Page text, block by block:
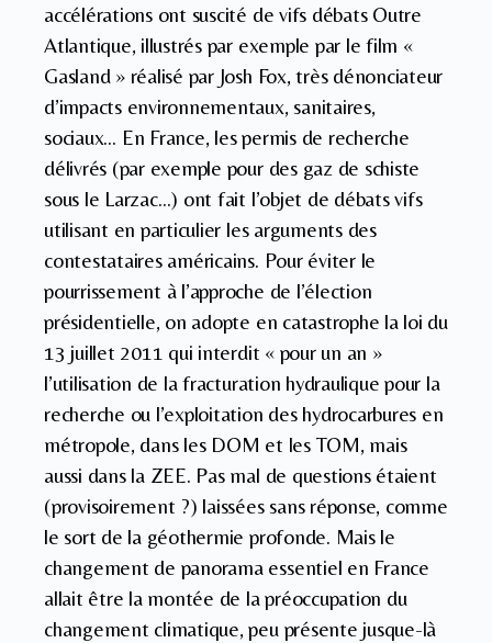
accélérations ont suscité de vifs débats Outre
Atlantique, illustrés par exemple par le film «
Gasland » réalisé par Josh Fox, très dénonciateur
d’impacts environnementaux, sanitaires,
sociaux… En France, les permis de recherche
délivrés (par exemple pour des gaz de schiste
sous le Larzac…) ont fait l’objet de débats vifs
utilisant en particulier les arguments des
contestataires américains. Pour éviter le
pourrissement à l’approche de l’élection
présidentielle, on adopte en catastrophe la loi du
13 juillet 2011 qui interdit « pour un an »
l’utilisation de la fracturation hydraulique pour la
recherche ou l’exploitation des hydrocarbures en
métropole, dans les DOM et les TOM, mais
aussi dans la ZEE. Pas mal de questions étaient
(provisoirement ?) laissées sans réponse, comme
le sort de la géothermie profonde. Mais le
changement de panorama essentiel en France
allait être la montée de la préoccupation du
changement climatique, peu présente jusque-là